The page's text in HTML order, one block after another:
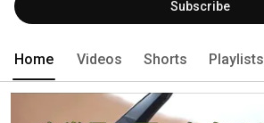
Subscribe
Home Videos Shorts Playlists